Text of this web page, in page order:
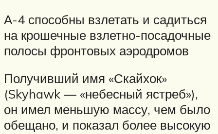
А-4 способны взлетать и садиться
на крошечные взлетно-посадочные
полосы фронтовых аэродромов
Получивший имя «Скайхок»
(Skyhawk — «небесный ястреб»),
он имел меньшую массу, чем было
обещано, и показал более высокую